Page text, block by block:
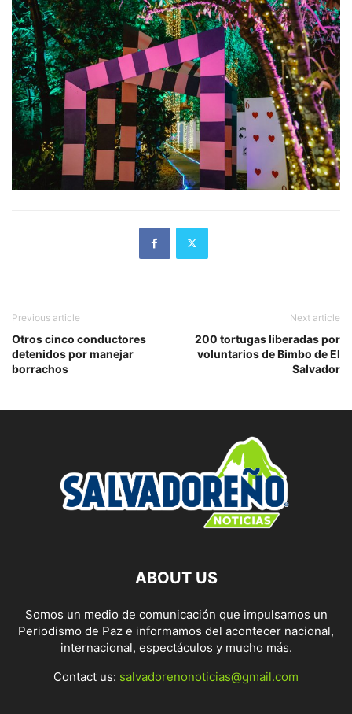
Previous article
Otros cinco conductores
detenidos por manejar
borrachos
Next article
200 tortugas liberadas por
voluntarios de Bimbo de El
Salvador
ABOUT US
Somos un medio de comunicación que impulsamos un
Periodismo de Paz e informamos del acontecer nacional,
internacional, espectáculos y mucho más.
Contact us: salvadorenonoticias@gmail.com